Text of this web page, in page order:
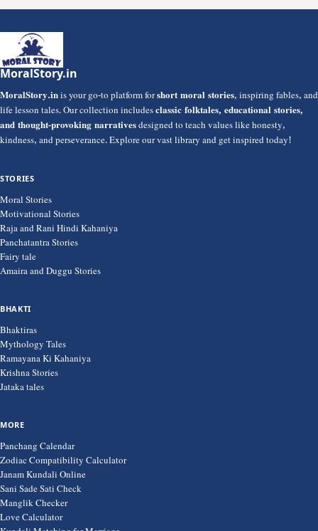
MoralStory.in
MoralStory.inis your go-to platform forshort moral stories, inspiring fables, and
life lesson tales. Our collection includesclassic folktales, educational stories,
and thought-provoking narrativesdesigned to teach values like honesty,
kindness, and perseverance. Explore our vast library and get inspired today!
STORIES
Moral Stories
Motivational Stories
Raja and Rani Hindi Kahaniya
Panchatantra Stories
Fairy tale
Amaira and Duggu Stories
BHAKTI
Bhaktiras
Mythology Tales
Ramayana Ki Kahaniya
Krishna Stories
Jataka tales
MORE
Panchang Calendar
Zodiac Compatibility Calculator
Janam Kundali Online
Sani Sade Sati Check
Manglik Checker
Love Calculator